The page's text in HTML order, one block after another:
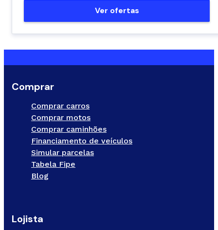
Ver ofertas
Comprar
Comprar carros
Comprar motos
Comprar caminhões
Financiamento de veículos
Simular parcelas
Tabela Fipe
Blog
Lojista